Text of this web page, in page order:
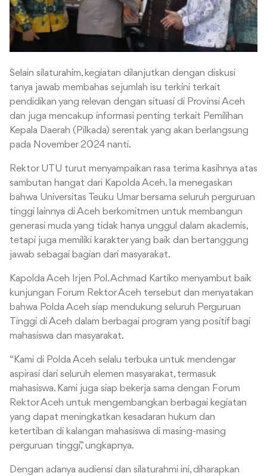
Selain silaturahim, kegiatan dilanjutkan dengan diskusi
tanya jawab membahas sejumlah isu terkini terkait
pendidikan yang relevan dengan situasi di Provinsi Aceh
dan juga mencakup informasi penting terkait Pemilihan
Kepala Daerah (Pilkada) serentak yang akan berlangsung
pada November 2024 nanti.
Rektor UTU turut menyampaikan rasa terima kasihnya atas
sambutan hangat dari Kapolda Aceh. Ia menegaskan
bahwa Universitas Teuku Umar bersama seluruh perguruan
tinggi lainnya di Aceh berkomitmen untuk membangun
generasi muda yang tidak hanya unggul dalam akademis,
tetapi juga memiliki karakter yang baik dan bertanggung
jawab sebagai bagian dari masyarakat.
Kapolda Aceh Irjen Pol. Achmad Kartiko menyambut baik
kunjungan Forum Rektor Aceh tersebut dan menyatakan
bahwa Polda Aceh siap mendukung seluruh Perguruan
Tinggi di Aceh dalam berbagai program yang positif bagi
mahasiswa dan masyarakat.
“Kami di Polda Aceh selalu terbuka untuk mendengar
aspirasi dari seluruh elemen masyarakat, termasuk
mahasiswa. Kami juga siap bekerja sama dengan Forum
Rektor Aceh untuk mengembangkan berbagai kegiatan
yang dapat meningkatkan kesadaran hukum dan
ketertiban di kalangan mahasiswa di masing-masing
perguruan tinggi,” ungkapnya.
Dengan adanya audiensi dan silaturahmi ini, diharapkan